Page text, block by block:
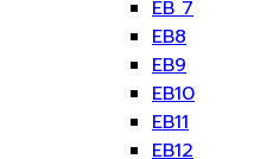
EB 7
EB8
EB9
EB10
EB11
EB12